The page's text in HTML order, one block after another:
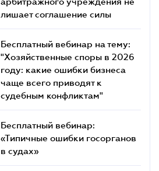
лишает соглашение силы
Бесплатный вебинар на тему:
"Хозяйственные споры в 2026
году: какие ошибки бизнеса
чаще всего приводят к
судебным конфликтам"
Бесплатный вебинар:
«Типичные ошибки госорганов
в судах»